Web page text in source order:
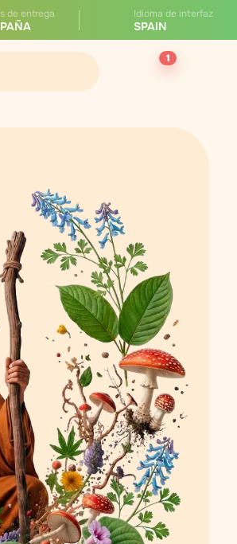
de entrega Idioma de interfaz
SPAIN
1